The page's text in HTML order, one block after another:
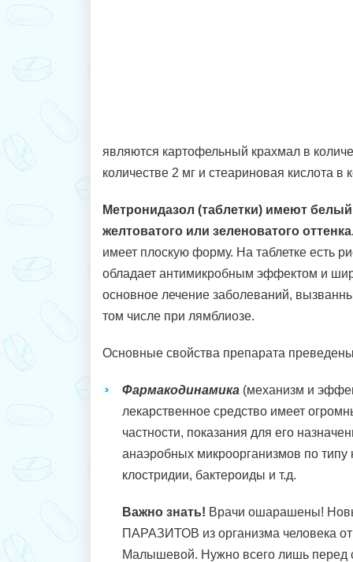
являются картофельный крахмал в
количестве 2 мг и стеариновая кислота в
Метронидазол (таблетки) имеют
желтоватого или зеленоватого
имеет плоскую форму. На таблетке есть
обладает антимикробным эффектом и
основное лечение заболеваний,
том числе при лямблиозе.
Основные свойства препарата
Фармакодинамика (механизм и
лекарственное средство имеет
частности, показания для его
анаэробных микроорганизмов по типу
клостридии, бактероиды и т.д.
Важно знать! Врачи ошарашены!
ПАРАЗИТОВ из организма человека
Малышевой. Нужно всего лишь перед